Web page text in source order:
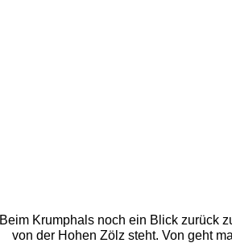
Beim Krumphals noch ein Blick zurück
von der Hohen Zölz steht. Von geht